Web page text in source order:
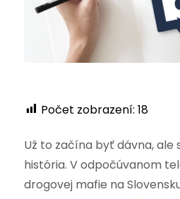
Počet zobrazení: 18
Už to začína byť dávna, ale
história. V odpočúvanom
drogovej mafie na